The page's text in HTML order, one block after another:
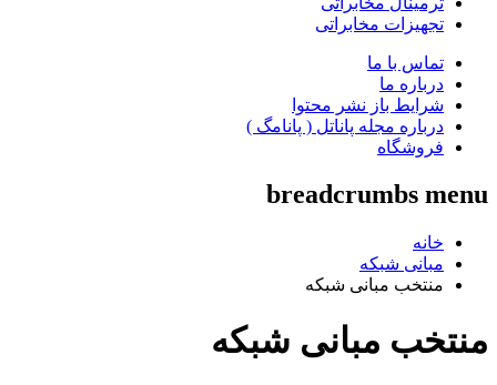
مخابراتی
با ما
ما
باز نشر محتوا
مجله پاناتل ( پانامگ )
شبکه
مبانی شبکه
مبانی شبکه